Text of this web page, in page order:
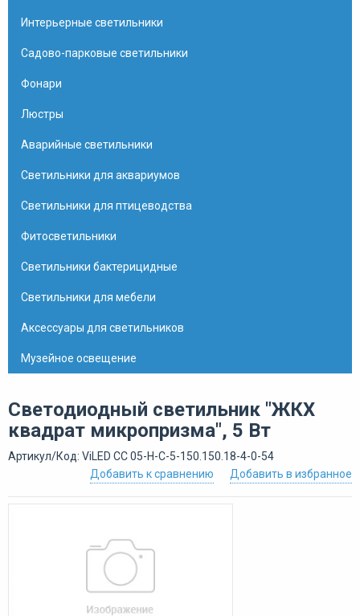
Интерьерные светильники
Садово-парковые светильники
Фонари
Люстры
Аварийные светильники
Светильники для аквариумов
Светильники для птицеводства
Фитосветильники
Светильники бактерицидные
Светильники для мебели
Аксессуары для светильников
Музейное освещение
Светодиодный светильник "ЖКХ
квадрат микропризма", 5 Вт
Артикул/Код: ViLED СС 05-Н-С-5-150.150.18-4-0-54
Добавить в избранное
Добавить к сравнению